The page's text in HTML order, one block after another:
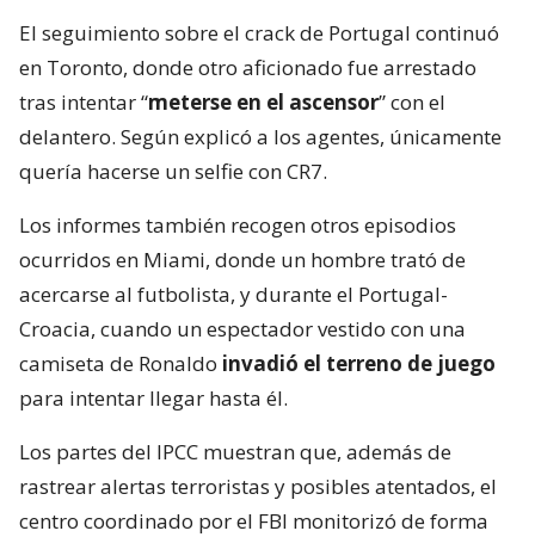
El seguimiento sobre el crack de Portugal continuó
en Toronto, donde otro aficionado fue arrestado
tras intentar “meterse en el ascensor” con el
delantero. Según explicó a los agentes, únicamente
quería hacerse un selfie con CR7.
Los informes también recogen otros episodios
ocurridos en Miami, donde un hombre trató de
acercarse al futbolista, y durante el Portugal-
Croacia, cuando un espectador vestido con una
camiseta de Ronaldo invadió el terreno de juego
para intentar llegar hasta él.
Los partes del IPCC muestran que, además de
rastrear alertas terroristas y posibles atentados, el
centro coordinado por el FBI monitorizó de forma